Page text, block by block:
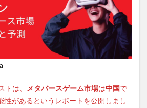
トは、 メタバースゲーム市場は中国で
性があるというレポートを公開しまし